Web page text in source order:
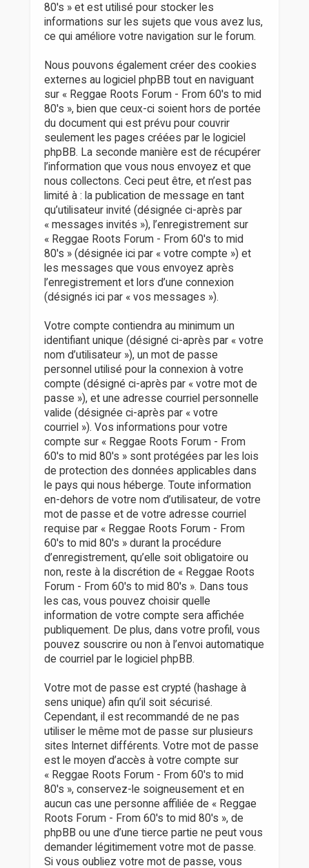
80's » et est utilisé pour stocker les
informations sur les sujets que vous avez lus,
ce qui améliore votre navigation sur le forum.
Nous pouvons également créer des cookies
externes au logiciel phpBB tout en naviguant
sur « Reggae Roots Forum - From 60's to mid
80's », bien que ceux-ci soient hors de portée
du document qui est prévu pour couvrir
seulement les pages créées par le logiciel
phpBB. La seconde manière est de récupérer
l’information que vous nous envoyez et que
nous collectons. Ceci peut être, et n’est pas
limité à : la publication de message en tant
qu’utilisateur invité (désignée ci-après par
« messages invités »), l’enregistrement sur
« Reggae Roots Forum - From 60's to mid
80's » (désignée ici par « votre compte ») et
les messages que vous envoyez après
l’enregistrement et lors d’une connexion
(désignés ici par « vos messages »).
Votre compte contiendra au minimum un
identifiant unique (désigné ci-après par « votre
nom d’utilisateur »), un mot de passe
personnel utilisé pour la connexion à votre
compte (désigné ci-après par « votre mot de
passe »), et une adresse courriel personnelle
valide (désignée ci-après par « votre
courriel »). Vos informations pour votre
compte sur « Reggae Roots Forum - From
60's to mid 80's » sont protégées par les lois
de protection des données applicables dans
le pays qui nous héberge. Toute information
en-dehors de votre nom d’utilisateur, de votre
mot de passe et de votre adresse courriel
requise par « Reggae Roots Forum - From
60's to mid 80's » durant la procédure
d’enregistrement, qu’elle soit obligatoire ou
non, reste à la discrétion de « Reggae Roots
Forum - From 60's to mid 80's ». Dans tous
les cas, vous pouvez choisir quelle
information de votre compte sera affichée
publiquement. De plus, dans votre profil, vous
pouvez souscrire ou non à l’envoi automatique
de courriel par le logiciel phpBB.
Votre mot de passe est crypté (hashage à
sens unique) afin qu’il soit sécurisé.
Cependant, il est recommandé de ne pas
utiliser le même mot de passe sur plusieurs
sites Internet différents. Votre mot de passe
est le moyen d’accès à votre compte sur
« Reggae Roots Forum - From 60's to mid
80's », conservez-le soigneusement et en
aucun cas une personne affiliée de « Reggae
Roots Forum - From 60's to mid 80's », de
phpBB ou une d’une tierce partie ne peut vous
demander légitimement votre mot de passe.
Si vous oubliez votre mot de passe, vous